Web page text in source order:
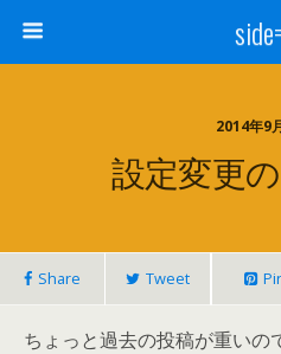
2014年9
設定変更
Share Tweet
ちょっと過去の投稿が重いの